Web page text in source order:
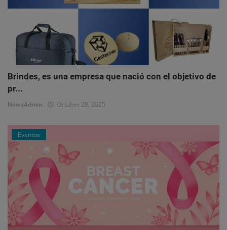
Brindes, es una empresa que nació con el objetivo de
pr...
NewsAdmin Octubre 28, 2025
Eventos